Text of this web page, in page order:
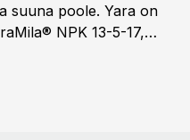
suuna poole. Yara on
NPK 13-5-17,